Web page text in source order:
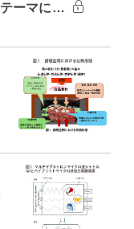
テーマに…